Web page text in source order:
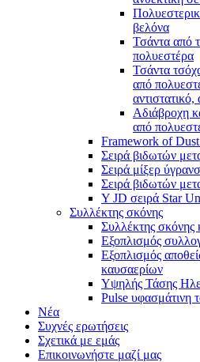
βελόνα
Τσάντα από
πολυεστέρα
Τσάντα
από
Αδιάβροχη
από
Framework of
Σειρά βιδωτών
Σειρά μίξερ
Σειρά βιδωτών
Y JD σειρά Star
Συλλέκτης σκόνης
Συλλέκτης
Εξοπλισμός
Εξοπλισμός
καυσαερίων
Υψηλής Τάσης
Pulse υφασμάτινη
Νέα
Συχνές ερωτήσεις
Σχετικά με εμάς
Επικοινωνήστε μαζί μας